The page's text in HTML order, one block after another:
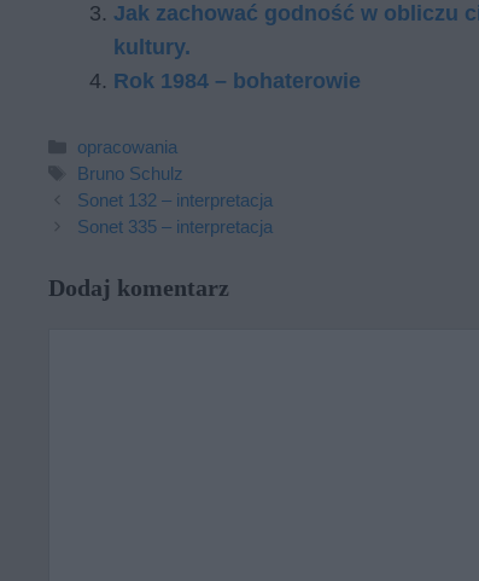
Jak zachować godność w obliczu
kultury.
Rok 1984 – bohaterowie
Kategorie
opracowania
Tagi
Bruno Schulz
Sonet 132 – interpretacja
Sonet 335 – interpretacja
Dodaj komentarz